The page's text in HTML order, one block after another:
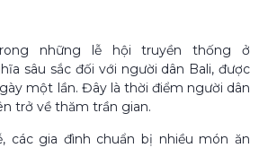
những lễ hội truyền thống ở
sâu sắc đối với người dân Bali, được
một lần. Đây là thời điểm người dân
trở về thăm trần gian.
các gia đình chuẩn bị nhiều món ăn